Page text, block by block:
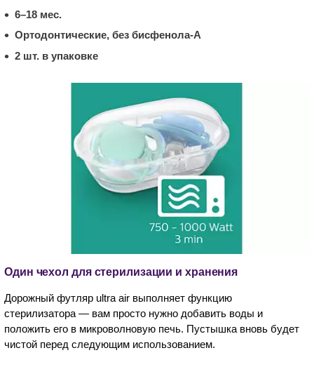
6–18 мес.
Ортодонтические, без бисфенола-А
2 шт. в упаковке
Один чехол для стерилизации и хранения
Дорожный футляр ultra air выполняет функцию
стерилизатора — вам просто нужно добавить воды и
положить его в микроволновую печь. Пустышка вновь будет
чистой перед следующим использованием.